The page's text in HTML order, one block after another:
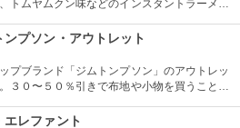
トムヤムクン味などのインスタントラーメン
す。ツバメの巣などの美容ドリンクや、日本
発売の味などもあります。
ンプソン・アウトレット
プブランド「ジムトンプソン」のアウトレッ
３０〜５０％引きで布地や小物を買うことが
チ、ネクタイなどが揃っています。５階はイ
エレファント